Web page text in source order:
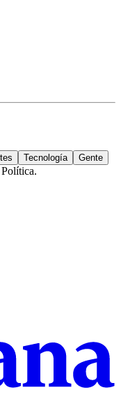
Tecnología Gente
Política.